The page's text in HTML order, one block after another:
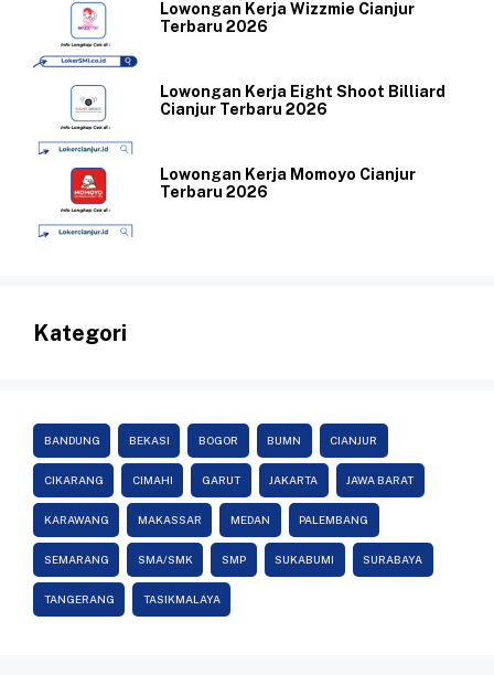
Lowongan Kerja Wizzmie Cianjur
Terbaru 2026
Lowongan Kerja Eight Shoot Billiard
Cianjur Terbaru 2026
Lowongan Kerja Momoyo Cianjur
Terbaru 2026
Kategori
BANDUNG BEKASI BOGOR BUMN CIANJUR
CIKARANG CIMAHI GARUT JAKARTA JAWA BARAT
KARAWANG MAKASSAR MEDAN PALEMBANG
SEMARANG SMA/SMK SMP SUKABUMI SURABAYA
TANGERANG TASIKMALAYA